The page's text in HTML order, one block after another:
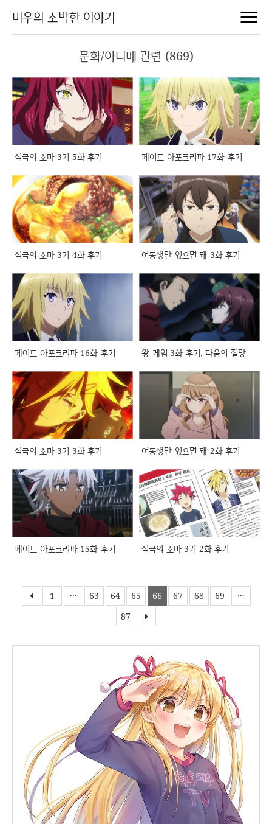
미우의 소박한 이야기
문화/아니메 관련 (869)
식극의 소마 3기 5화 후기 페이트 아포크리파 17화 후기
식극의 소마 3기 4화 후기 여동생만 있으면 돼 3화 후기
페이트 아포크리파 16화 후기 왕 게임 3화 후기, 다음의 절망
식극의 소마 3기 3화 후기 여동생만 있으면 돼 2화 후기
페이트 아포크리파 15화 후기 식극의 소마 3기 2화 후기
1 ··· 63 64 65 66 67 68 69
···
87